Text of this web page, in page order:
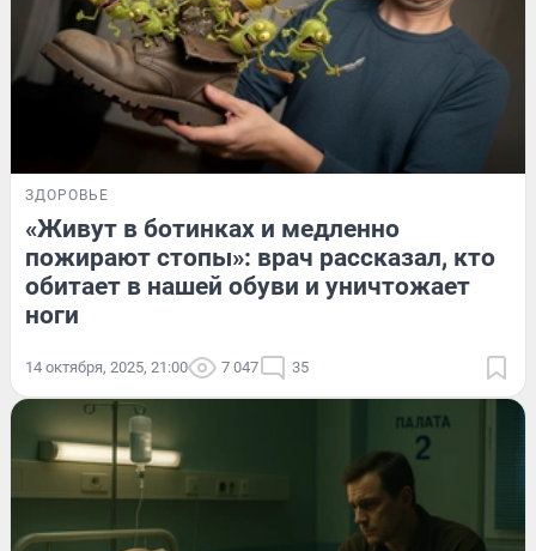
ЗДОРОВЬЕ
«Живут в ботинках и медленно
пожирают стопы»: врач рассказал, кто
обитает в нашей обуви и уничтожает
ноги
14 октября, 2025, 21:00 7 047 35